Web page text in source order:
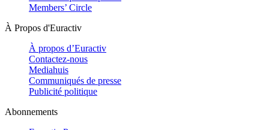
Members’ Circle
À Propos d'Euractiv
À propos d’Euractiv
Contactez-nous
Mediahuis
Communiqués de presse
Publicité politique
Abonnements